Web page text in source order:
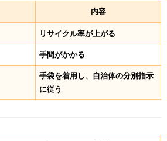
内容
リサイクル率が上がる
手間がかかる
手袋を着用し、自治体の分別指示
に従う